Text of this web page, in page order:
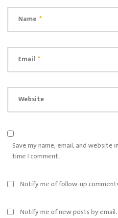
Name *
Email *
Website
Save my name, email, and
time I comment.
Notify me of follow-up
Notify me of new posts by email.